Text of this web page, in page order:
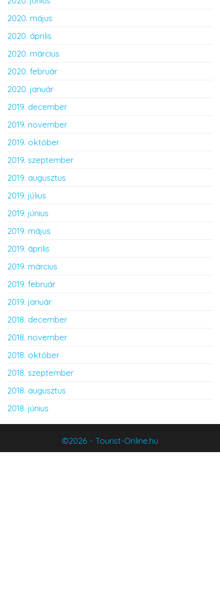
2020. május
2020. április
2020. március
2020. február
2020. január
2019. december
2019. november
2019. október
2019. szeptember
2019. augusztus
2019. július
2019. június
2019. május
2019. április
2019. március
2019. február
2019. január
2018. december
2018. november
2018. október
2018. szeptember
2018. augusztus
2018. június
©2026 - Tourist-Online.hu